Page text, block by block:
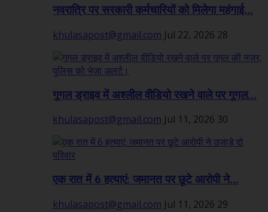
नवरात्रि पर सरकारी कर्मचारियों को मिलेगा महंगाई...
khulasapost@gmail.com Jul 22, 2026 28
गूगल ड्राइव में अश्लील वीडियो रखने वाले पर गूगल...
khulasapost@gmail.com Jul 11, 2026 30
एक रात में 6 हत्याएं: जमानत पर छूटे आरोपी ने...
khulasapost@gmail.com Jul 11, 2026 29